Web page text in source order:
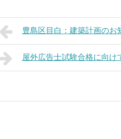
豊島区目白：建築計画のお
屋外広告士試験合格に向